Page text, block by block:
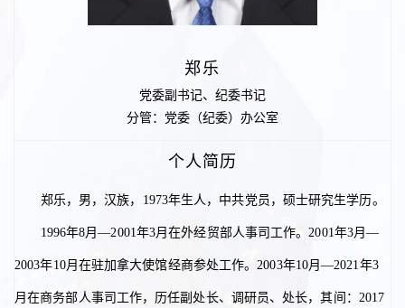
郑乐
党委副书记、纪委书记
分管：党委（纪委）办公室
个人简历
郑乐，男，汉族，1973年生人，中共党员，硕士研究生学历。
1996年8月—2001年3月在外经贸部人事司工作。2001年3月—
2003年10月在驻加拿大使馆经商参处工作。2003年10月—2021年3
月在商务部人事司工作，历任副处长、调研员、处长，其间：2017